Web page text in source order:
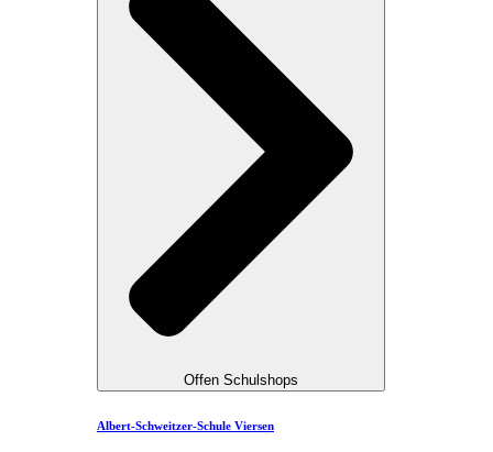
Offen Schulshops
Albert-Schweitzer-Schule Viersen